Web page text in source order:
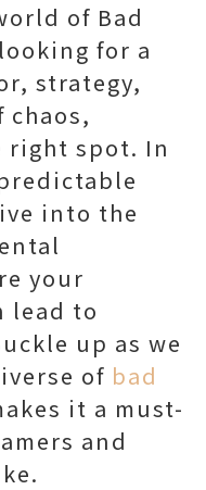
of Bad
for a
strategy,
chaos,
spot. In
into the
your
lead to
up as we
of bad
it a must-
and